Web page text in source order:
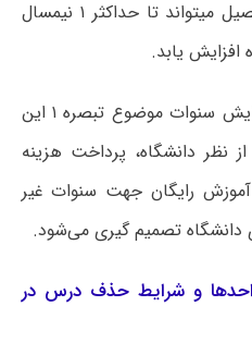
مدت مجاز تحصیل میتواند تا حداکثر ۱ نیمسال
افزایش یابد.
در صورت افزایش سنوات موضوع تبصره ۱ این
نظر دانشگاه، پرداخت هزینه
رایگان جهت سنوات غیر
دانشگاه تصمیم گیری می‌شود.
واحدها و شرایط حذف درس در